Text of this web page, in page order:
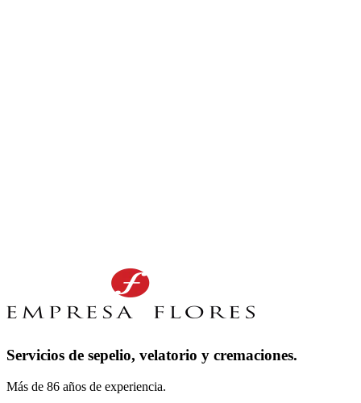
Servicios de sepelio, velatorio y cremaciones.
Más de 86 años de experiencia.